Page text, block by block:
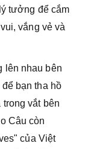
tưởng để cắm
vắng vẻ và
lên nhau bên
bạn tha hồ
vắt bên
Câu còn
của Việt